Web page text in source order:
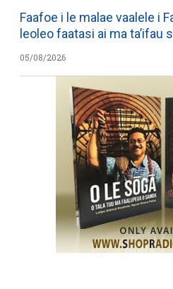
Faafoe i le malae vaalele i
leoleo faatasi ai ma ta’ifau
05/08/2026